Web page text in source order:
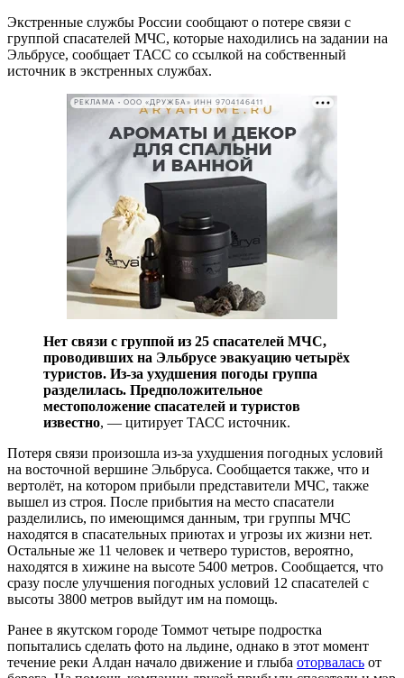
Экстренные службы России сообщают о потере связи с
группой спасателей МЧС, которые находились на задании на
Эльбрусе, сообщает ТАСС со ссылкой на собственный
источник в экстренных службах.
РЕКЛАМА • ООО «ДРУЖБА» ИНН 9704146411
Нет связи с группой из 25 спасателей МЧС,
проводивших на Эльбрусе эвакуацию четырёх
туристов. Из-за ухудшения погоды группа
разделилась. Предположительное
местоположение спасателей и туристов
известно, — цитирует ТАСС источник.
Потеря связи произошла из-за ухудшения погодных условий
на восточной вершине Эльбруса. Сообщается также, что и
вертолёт, на котором прибыли представители МЧС, также
вышел из строя. После прибытия на место спасатели
разделились, по имеющимся данным, три группы МЧС
находятся в спасательных приютах и угрозы их жизни нет.
Остальные же 11 человек и четверо туристов, вероятно,
находятся в хижине на высоте 5400 метров. Сообщается, что
сразу после улучшения погодных условий 12 спасателей с
высоты 3800 метров выйдут им на помощь.
Ранее в якутском городе Томмот четыре подростка
попытались сделать фото на льдине, однако в этот момент
течение реки Алдан начало движение и глыба оторвалась от